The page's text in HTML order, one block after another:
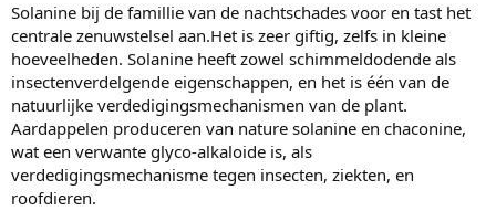
Solanine bij de famillie van de nachtschades voor en tast het
centrale zenuwstelsel aan.Het is zeer giftig, zelfs in kleine
hoeveelheden. Solanine heeft zowel schimmeldodende als
insectenverdelgende eigenschappen, en het is één van de
natuurlijke verdedigingsmechanismen van de plant.
Aardappelen produceren van nature solanine en chaconine,
wat een verwante glyco-alkaloide is, als
verdedigingsmechanisme tegen insecten, ziekten, en
roofdieren.